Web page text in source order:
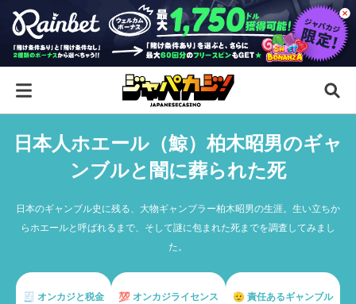
日本人ホエール（鯨）柏木昭男のギャ
ンブルと闇に葬られた死
日本のギャンブル史に残る、大物ギャンブラー柏木昭男の生涯。生い立ちか
らホエールと呼ばれるまで、そして謎に包まれた死までを調査してみまし
た。
🧾 オンカジと税金 💯 オンカジライセンス 🫡 責任あるギャンブル